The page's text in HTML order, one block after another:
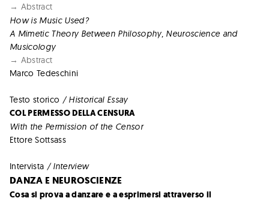
→ Abstract
How is Music Used?
A Mimetic Theory Between Philosophy, Neuroscience and
Musicology
→ Abstract
Marco Tedeschini
Testo storico / Historical Essay
COL PERMESSO DELLA CENSURA
With the Permission of the Censor
Ettore Sottsass
Intervista / Interview
DANZA E NEUROSCIENZE
Cosa si prova a danzare e a esprimersi attraverso il